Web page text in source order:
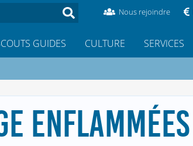
Nous rejoindre
GUIDES CULTURE SERVICES
ENFLAMMÉES